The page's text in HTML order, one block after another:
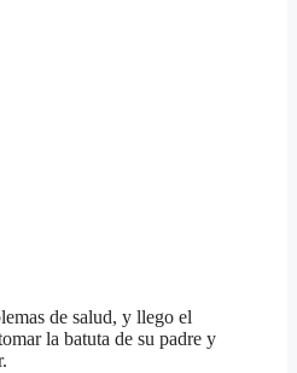
de salud, y llego el
la batuta de su padre y